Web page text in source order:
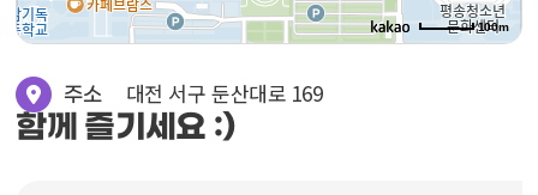
100m
주소 대전 서구 둔산대로 169
함께 즐기세요 :)